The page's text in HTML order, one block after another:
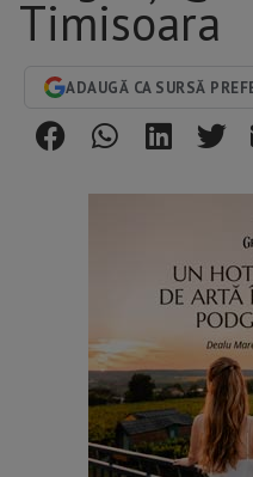
Timisoara
ADAUGĂ CA SURSĂ